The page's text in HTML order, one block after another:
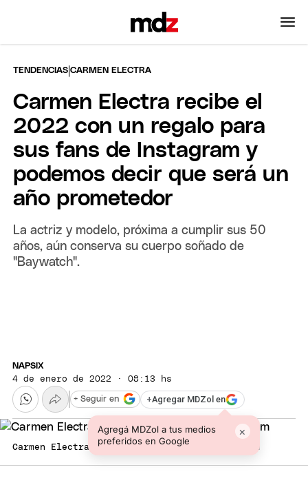
TENDENCIAS |CARMEN ELECTRA
Carmen Electra recibe el
2022 con un regalo para
sus fans de Instagram y
podemos decir que será un
año prometedor
La actriz y modelo, próxima a cumplir sus 50
años, aún conserva su cuerpo soñado de
"Baywatch".
NAPSIX
4 de enero de 2022 · 08:13 hs
+Agregar MDZol en
Agregá MDZol a tus medios
preferidos en Google
×
+ Seguir en
Carmen Electra Carmen Electra Foto: Instagram